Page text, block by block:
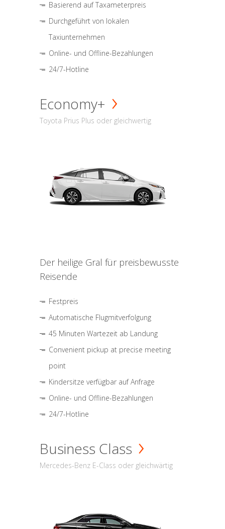
Basierend auf Taxameterpreis
Durchgeführt von lokalen
Taxiunternehmen
Online- und Offline-Bezahlungen
24/7-Hotline
Economy+
Toyota Prius Plus oder gleichwertig
Der heilige Gral für preisbewusste
Reisende
Festpreis
Automatische Flugmitverfolgung
45 Minuten Wartezeit ab Landung
Convenient pickup at precise meeting
point
Kindersitze verfügbar auf Anfrage
Online- und Offline-Bezahlungen
24/7-Hotline
Business Class
Mercedes-Benz E-Class oder gleichwärtig